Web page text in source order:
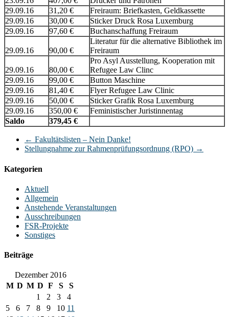
29.09.16
31,20 €
Freiraum: Briefkasten, Geldkassette
29.09.16
30,00 €
Sticker Druck Rosa Luxemburg
29.09.16
97,60 € Buchanschaffung Freiraum
29.09.16 90,00 €
Literatur für die alternative Bibliothek im
Freiraum
29.09.16 80,00 €
Pro Asyl Ausstellung, Kooperation mit
Refugee Law Clinc
29.09.16
99,00 €
Button Maschine
29.09.16
81,40 €
Flyer Refugee Law Clinic
29.09.16
50,00 €
Sticker Grafik Rosa Luxemburg
29.09.16
350,00 €
Feministischer Juristinnentag
Saldo
379,45 €
← Fakultätslisten – Nein Danke!
Stellungnahme zur Rahmenprüfungsordnung (RPO) →
Kategorien
Aktuell
Allgemein
Anstehende Veranstaltungen
Ausschreibungen
FSR-Projekte
Sonstiges
Beiträge
Dezember 2016
M D M D F S
S
1
2 3
4
5
6 7 8 9 10 11